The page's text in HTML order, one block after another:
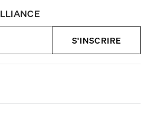
S'INSCRIRE